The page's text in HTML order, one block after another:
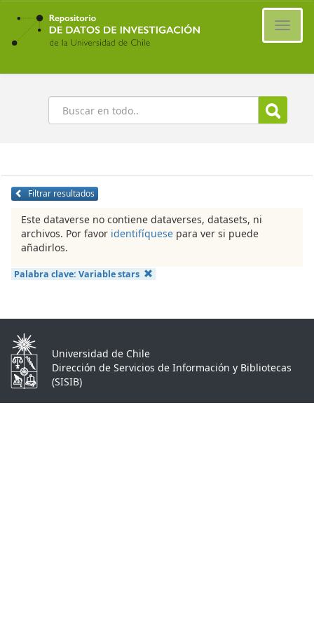
Ir
contenido
principal
Buscar
Filtrar resultados
Este dataverse no contiene dataverses, datasets, ni
archivos. Por favor identifíquese para ver si puede
añadirlos.
Palabra clave: Variable stars
Universidad de Chile
Dirección de Servicios de Información y Bibliotecas
(SISIB)